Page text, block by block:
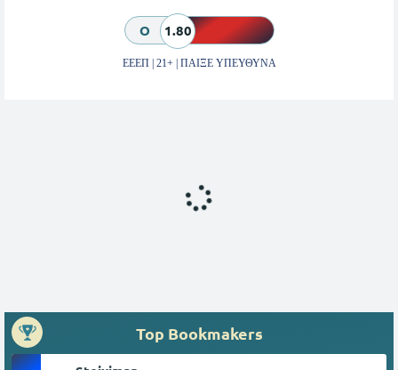
O 1.80
ΕΕΕΠ | 21+ | ΠΑΙΞΕ ΥΠΕΥΘΥΝΑ
Top Bookmakers